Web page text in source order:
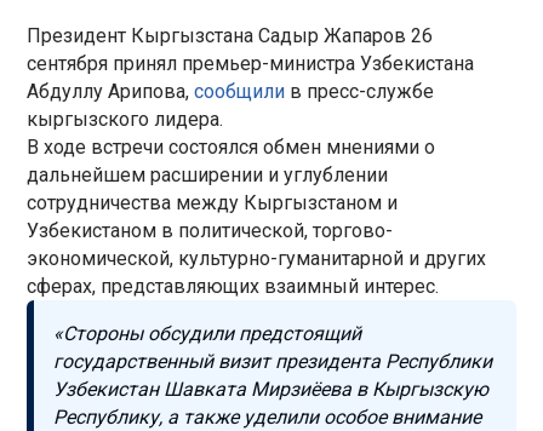
Президент Кыргызстана Садыр Жапаров 26
сентября принял премьер-министра Узбекистана
Абдуллу Арипова,сообщили в пресс-службе
кыргызского лидера.
В ходе встречи состоялся обмен мнениями о
дальнейшем расширении и углублении
сотрудничества между Кыргызстаном и
Узбекистаном в политической, торгово-
экономической, культурно-гуманитарной и других
сферах, представляющих взаимный интерес.
«Стороны обсудили предстоящий
государственный визит президента Республики
Узбекистан Шавката Мирзиёева в Кыргызскую
Республику, а также уделили особое внимание